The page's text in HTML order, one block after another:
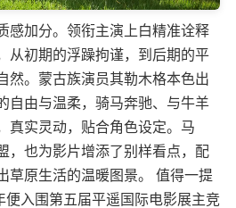
感加分。领衔主演上白精准诠释
从初期的浮躁拘谨，到后期的平
然。蒙古族演员其勒木格本色出
自由与温柔，骑马奔驰、与牛羊
真实灵动，贴合角色设定。马
，也为影片增添了别样看点，配
草原生活的温暖图景。 值得一提
便入围第五届平遥国际电影展主竞